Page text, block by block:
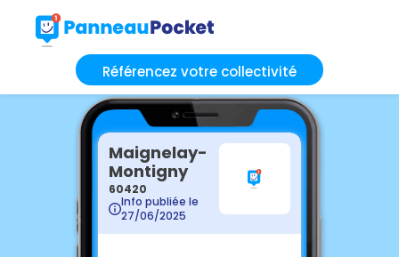
Référencez votre collectivité
Maignelay-
Montigny
60420
Info publiée le
27/06/2025